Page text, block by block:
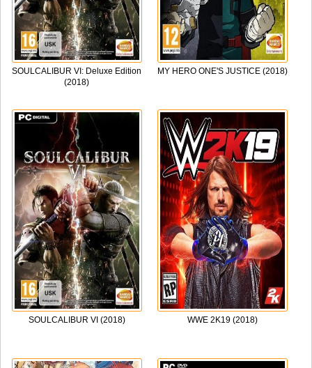
SOULCALIBUR VI: Deluxe Edition
(2018)
MY HERO ONE'S JUSTICE (2018)
SOULCALIBUR VI (2018) WWE 2K19 (2018)